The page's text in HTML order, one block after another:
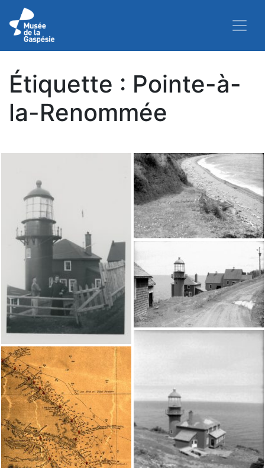
Étiquette : Pointe-à-
la-Renommée